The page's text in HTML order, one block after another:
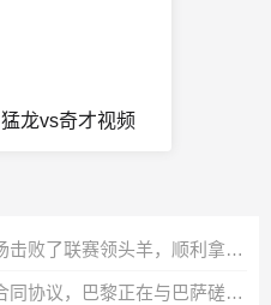
猛龙vs奇才视频
乔迪：祝贺全队，我们在主场击败了联赛领头羊，顺利拿下宝贵三分
队报：费兰与巴黎达成五年合同协议，巴黎正在与巴萨磋商转会费